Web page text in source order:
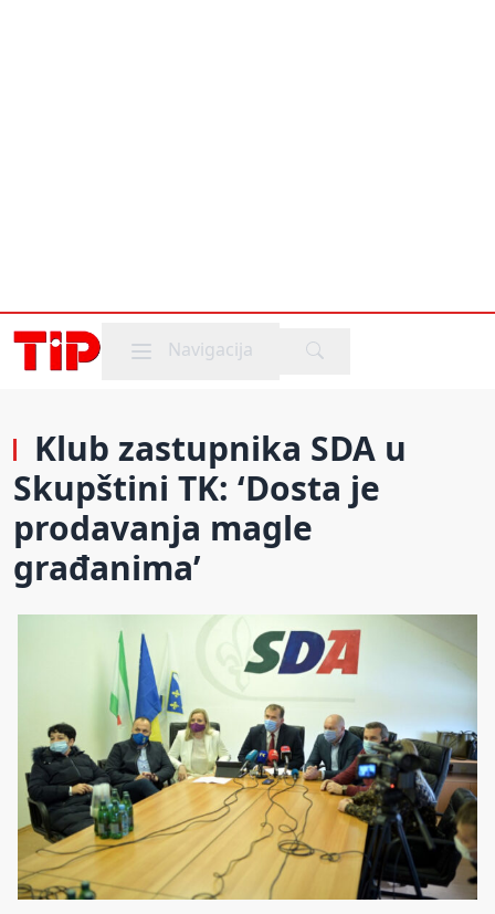
Mobile menu
Navigacija
Klub zastupnika SDA u
Skupštini TK: ‘Dosta je
prodavanja magle
građanima’